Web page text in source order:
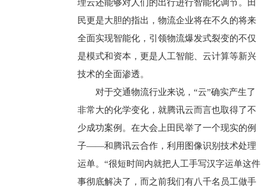
理云还能够对人们的出行进行智能化调节。田
民更是大胆的指出，物流企业将在不久的将来
全面实现智能化，引领物流爆发式裂变的不仅
是模式和资本，更是人工智能、云计算等新兴
技术的全面渗透。
对于交通物流行业来说，“云”确实产生了
非常大的化学变化，就腾讯云而言也取得了不
少成功案例。在大会上田民举了一个现实的例
子——和腾讯云合作，利用图像识别技术处理
运单。“很短时间内就把人工手写汉字运单这件
事彻底解决了，而之前我们有八千名员工做手